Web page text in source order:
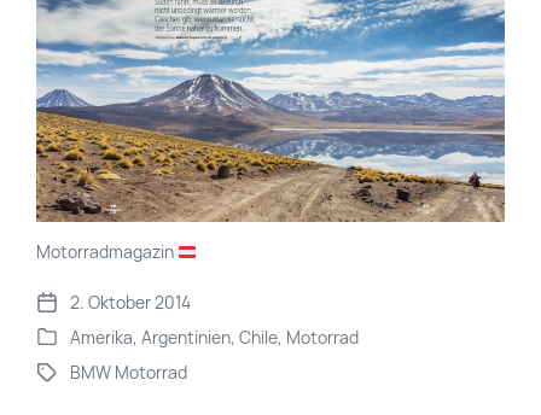
Motorradmagazin
V
e
r
2. Oktober 2014
V
e
Amerika, Argentinien, Chile, Motorrad
S
BMW Motorrad